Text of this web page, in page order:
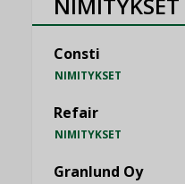
Consti
NIMITYKSET
Refair
NIMITYKSET
Granlund Oy